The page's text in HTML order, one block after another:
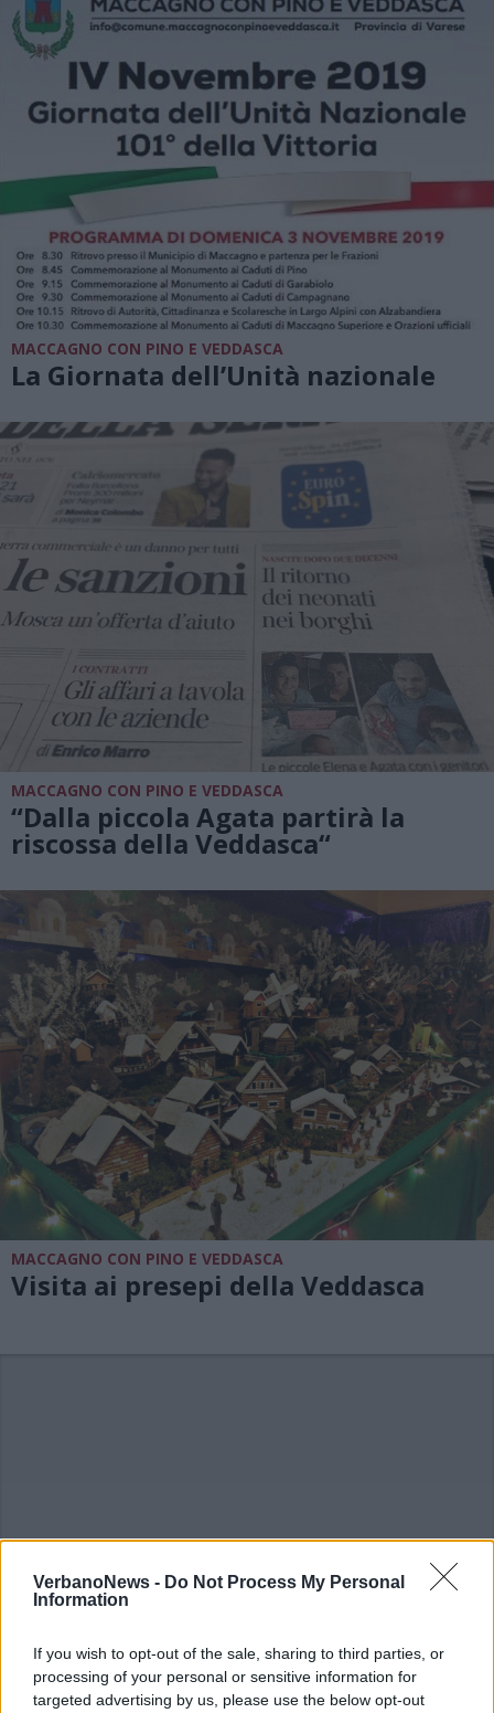
VerbanoNews - Do Not Process My Personal
Information
If you wish to opt-out of the sale, sharing to third parties, or
processing of your personal or sensitive information for
targeted advertising by us, please use the below opt-out
MACCAGNO CON PINO E VEDDASCA
La Giornata dell’Unità nazionale
MACCAGNO CON PINO E VEDDASCA
“Dalla piccola Agata partirà la
riscossa della Veddasca“
MACCAGNO CON PINO E VEDDASCA
Visita ai presepi della Veddasca